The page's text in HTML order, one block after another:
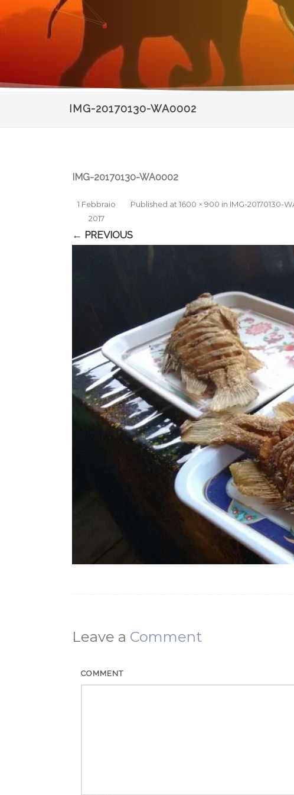
IMG-20170130-WA0002
IMG-20170130-WA0002
Published
1 Febbraio
2017
at1600 × 900 in IMG-20170130-
← PREVIOUS
Leave a Comment
COMMENT